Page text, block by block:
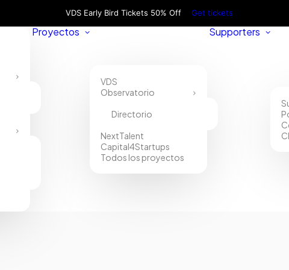
VDS Early Bird Tickets 50% Off Get tickets
Proyectos
VDS
Observatorio
Directorio
NextTalent
Capital4Startups
Todos los proyectos
Supporters